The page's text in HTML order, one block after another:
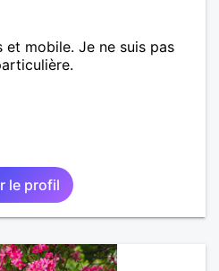
mobile. Je ne suis pas
le profil